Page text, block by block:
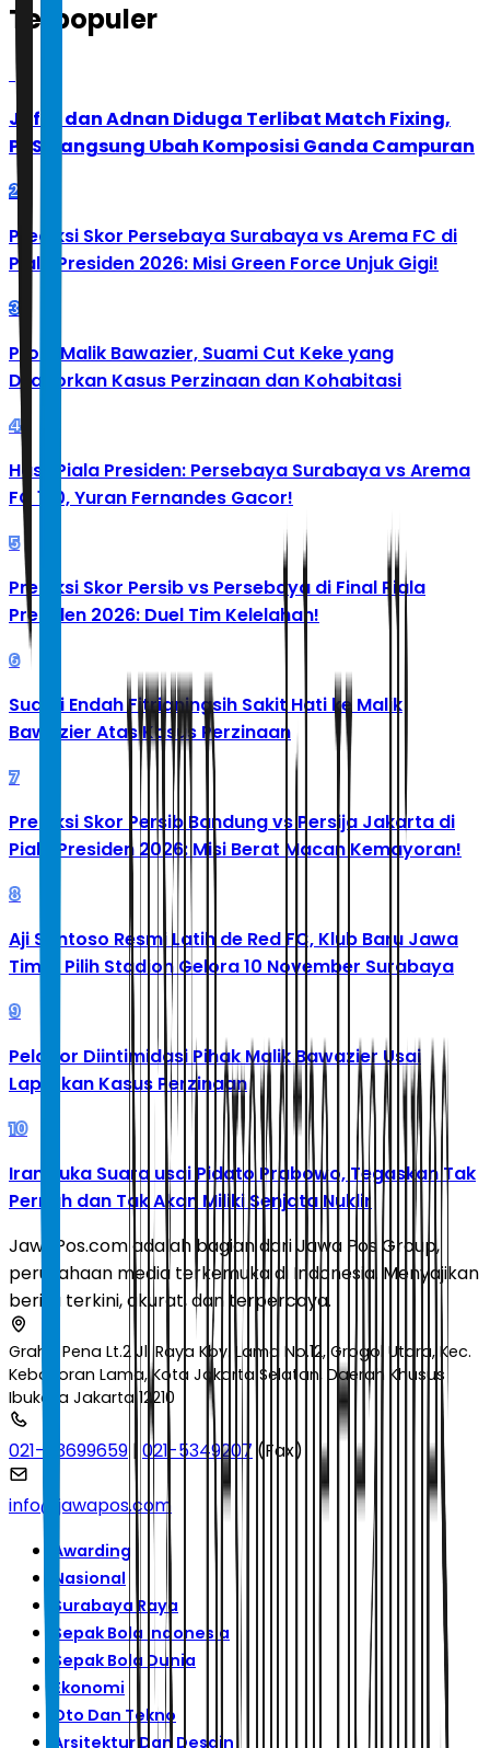
Terpopuler
Jafar dan Adnan Diduga Terlibat Match Fixing,
PBSI Langsung Ubah Komposisi Ganda Campuran
2
Prediksi Skor Persebaya Surabaya vs Arema FC di
Piala Presiden 2026: Misi Green Force Unjuk Gigi!
3
Profil Malik Bawazier, Suami Cut Keke yang
Dilaporkan Kasus Perzinaan dan Kohabitasi
4
Hasil Piala Presiden: Persebaya Surabaya vs Arema
FC 1-0, Yuran Fernandes Gacor!
5
Prediksi Skor Persib vs Persebaya di Final Piala
Presiden 2026: Duel Tim Kelelahan!
6
Suami Endah Fitrianingsih Sakit Hati ke Malik
Bawazier Atas Kasus Perzinaan
7
Prediksi Skor Persib Bandung vs Persija Jakarta di
Piala Presiden 2026: Misi Berat Macan Kemayoran!
8
Aji Santoso Resmi Latih de Red FC, Klub Baru Jawa
Timur Pilih Stadion Gelora 10 November Surabaya
9
Pelapor Diintimidasi Pihak Malik Bawazier Usai
Laporkan Kasus Perzinaan
10
Iran Buka Suara usai Pidato Prabowo, Tegaskan Tak
Pernah dan Tak Akan Miliki Senjata Nuklir
JawaPos.com adalah bagian dari Jawa Pos Group,
perusahaan media terkemuka di Indonesia. Menyajikan
berita terkini, akurat, dan terpercaya.
Graha Pena Lt.2 Jl. Raya Kby. Lama No.12, Grogol Utara, Kec.
Kebayoran Lama, Kota Jakarta Selatan, Daerah Khusus
Ibukota Jakarta 12210
021-53699659 | 021-5349207 (Fax)
info@jawapos.com
Awarding
Nasional
Surabaya Raya
Sepak Bola Indonesia
Sepak Bola Dunia
Ekonomi
Oto Dan Tekno
Arsitektur Dan Desain